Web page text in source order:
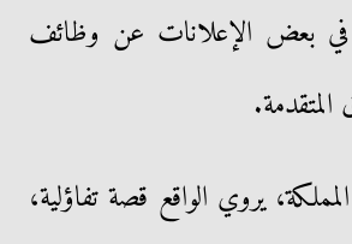
35% في بعض الإعلانات عن وظائف
المتقدمة.
يروي الواقع قصة تفاؤلية،